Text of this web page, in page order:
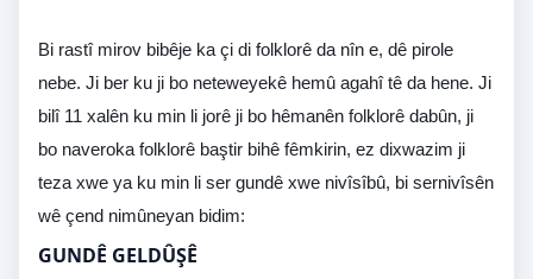
Bi rastî mirov bibêje ka çi di folklorê da nîn e, dê pirole
nebe. Ji ber ku ji bo neteweyekê hemû agahî tê da hene. Ji
bilî 11 xalên ku min li jorê ji bo hêmanên folklorê dabûn, ji
bo naveroka folklorê baştir bihê fêmkirin, ez dixwazim ji
teza xwe ya ku min li ser gundê xwe nivîsîbû, bi sernivîsên
wê çend nimûneyan bidim:
GUNDÊ GELDÛŞÊ